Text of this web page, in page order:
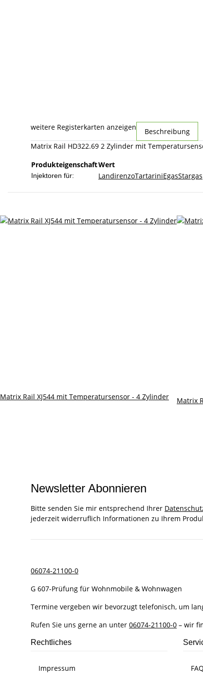
weitere Registerkarten anzeigen Beschreibung
Matrix Rail HD322.69 2 Zylinder mit
ProdukteigenschaftWert
Injektoren für: LandirenzoTartariniEgasStargas
Matrix Rail XJ544 mit Temperatursensor - 4 Zylinder Matrix
Newsletter Abonnieren
Bitte senden Sie mir entsprechend Ihrer
jederzeit widerruflich Informationen zu Ihrem
06074-21100-0
G 607-Prüfung für Wohnmobile & Wohnwagen
Termine vergeben wir bevorzugt telefonisch, um
Rufen Sie uns gerne an unter 06074-21100-0 – wir
Rechtliches
Impressum